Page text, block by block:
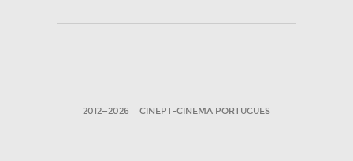
2012—2026 CINEPT-CINEMA PORTUGUES